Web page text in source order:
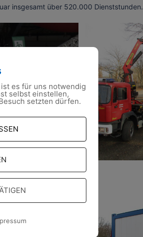
insgesamt über 520.000 Dienststunden.
es für uns notwendig
selbst einstellen,
setzten dürfen.